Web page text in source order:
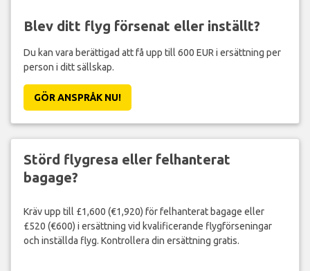
Blev ditt flyg försenat eller inställt?
Du kan vara berättigad att få upp till 600 EUR i ersättning per
person i ditt sällskap.
GÖR ANSPRÅK NU!
Störd flygresa eller felhanterat
bagage?
Kräv upp till £1,600 (€1,920) för felhanterat bagage eller
£520 (€600) i ersättning vid kvalificerande flygförseningar
och inställda flyg. Kontrollera din ersättning gratis.